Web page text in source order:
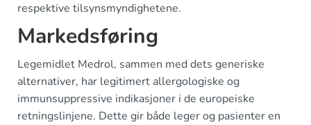
respektive tilsynsmyndighetene.
Markedsføring
Legemidlet Medrol, sammen med dets generiske
alternativer, har legitimert allergologiske og
immunsuppressive indikasjoner i de europeiske
retningslinjene. Dette gir både leger og pasienter en